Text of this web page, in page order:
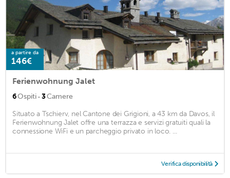
a partire da
146€
Ferienwohnung Jalet
6Ospiti · 3Camere
Situato a Tschierv, nel Cantone dei Grigioni, a 43 km da Davos, il
Ferienwohnung Jalet offre una terrazza e servizi gratuiti quali la
connessione WiFi e un parcheggio privato in loco. ...
Verifica disponibilità